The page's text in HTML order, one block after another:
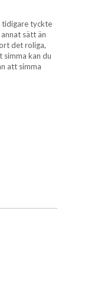
tidigare tyckte
sätt än
det roliga,
simma kan du
att simma